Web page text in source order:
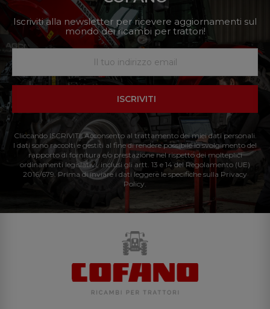
Iscriviti alla newsletter per ricevere aggiornamenti sul
mondo dei ricambi per trattori!
ISCRIVITI
Cliccando ISCRIVITI: Acconsento al trattamento dei miei dati personali.
I dati sono raccolti e gestiti al fine di rendere possibile lo svolgimento del
rapporto di fornitura e/o prestazione nel rispetto dei molteplici
ordinamenti legislativi, inclusi gli artt. 13 e 14 del Regolamento (UE)
2016/679. Prima di inviare i dati leggere le specifiche sulla Privacy
Policy.